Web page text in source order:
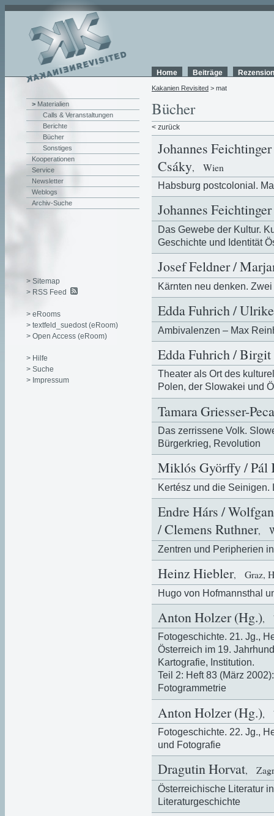
Home Beiträge
Kakanien Revisited > mat
Bücher
< zurück
Johannes
Csáky, Wien
Habsburg postcolonial.
Johannes
Das Gewebe der Kultur.
Geschichte und Identität
Josef Feldner /
Kärnten neu denken.
Edda Fuhrich /
Ambivalenzen – Max
Edda Fuhrich / Birgit
Theater als Ort des
Polen, der Slowakei und
Tamara Griesser-
Das zerrissene Volk.
Bürgerkrieg, Revolution
Miklós Györffy / Pál
Kertész und die Seinigen.
Endre Hárs /
/ Clemens Ruthner,
Zentren und Peripherien
Heinz Hiebler, Graz,
Hugo von Hofmannsthal
Anton Holzer (Hg.),
Fotogeschichte. 21. Jg.,
Österreich im 19.
Kartografie, Institution.
Teil 2: Heft 83 (März
Fotogrammetrie
Anton Holzer (Hg.),
Fotogeschichte. 22. Jg.,
und Fotografie
Dragutin Horvat,
Österreichische Literatur
Literaturgeschichte
> Materialien
Calls & Veranstaltungen
Berichte
Bücher
Sonstiges
Kooperationen
Service
Newsletter
Weblogs
Archiv-Suche
> Sitemap
> RSS Feed
> eRooms
> textfeld_suedost (eRoom)
> Open Access (eRoom)
> Hilfe
> Suche
> Impressum